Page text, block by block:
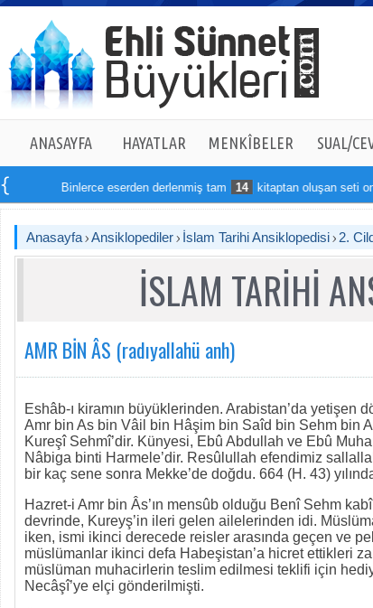
ANASAYFA HAYATLAR MENKÎBELER SUAL/
Binlerce eserden derlenmiş tam 14 kitaptan oluşan seti online sipariş
Anasayfa Ansiklopediler İslam Tarihi Ansiklopedisi 2.
İSLAM TARİHİ
AMR BİN ÂS (radıyallahü anh)
Eshâb-ı kiramın büyüklerinden. Arabistan’da yetişen
Amr bin As bin Vâil bin Hâşim bin Saîd bin Sehm bin
Kureşî Sehmî’dir. Künyesi, Ebû Abdullah ve Ebû
Nâbiga binti Harmele’dir. Resûlullah efendimiz
bir kaç sene sonra Mekke’de doğdu. 664 (H. 43)
Hazret-i Amr bin Âs’ın mensûb olduğu Benî Sehm
devrinde, Kureyş’in ileri gelen ailelerinden idi.
iken, ismi ikinci derecede reisler arasında geçen ve
müslümanlar ikinci defa Habeşistan’a hicret ettikleri
müslüman muhacirlerin teslim edilmesi teklifi için
Necâşî’ye elçi gönderilmişti.